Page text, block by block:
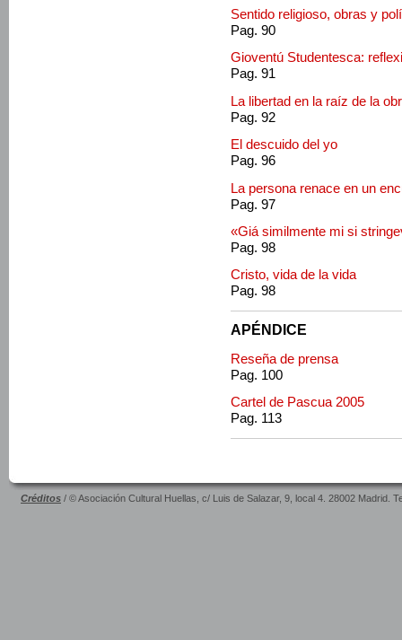
Sentido religioso, obras y
Pag. 90
Gioventú Studentesca:
Pag. 91
La libertad en la raíz de la
Pag. 92
El descuido del yo
Pag. 96
La persona renace en un
Pag. 97
«Giá similmente mi si
Pag. 98
Cristo, vida de la vida
Pag. 98
APÉNDICE
Reseña de prensa
Pag. 100
Cartel de Pascua 2005
Pag. 113
Créditos / © Asociación Cultural Huellas, c/ Luis de Salazar, 9, local 4. 28002 Madrid.